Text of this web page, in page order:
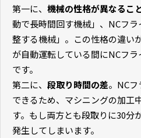
第一に、 機械の性格が異なるこ
動で長時間回す機械」、 NCフ
整する機械」。この性格の違い
が自動運転している間にNCフ
です。
第二に、 段取り時間の差。 NCフ
できるため、マシニングの加工
す。もし両方とも段取りに30分
発生してしまいます。